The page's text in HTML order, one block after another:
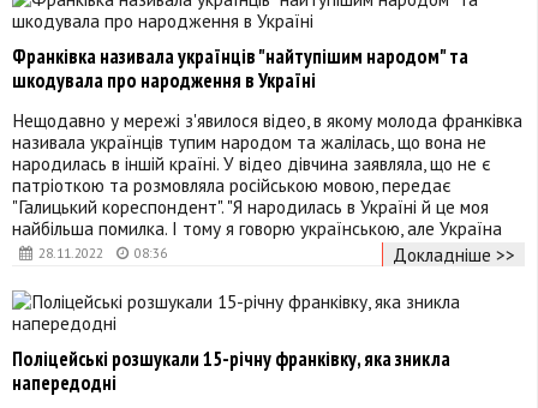
28.11.2022 08:36
Франківка називала українців "найтупішим народом" та
шкодувала про народження в Україні
Нещодавно у мережі з'явилося відео, в якому молода франківка
називала українців тупим народом та жалілась, що вона не
народилась в іншій країні. У відео дівчина заявляла, що не є
патріоткою та розмовляла російською мовою, передає
"Галицький кореспондент". "Я народилась в Україні й це моя
найбільша помилка. І тому я говорю українською, але Україна
Докладніше >>
Поліцейські розшукали 15-річну франківку, яка зникла
напередодні